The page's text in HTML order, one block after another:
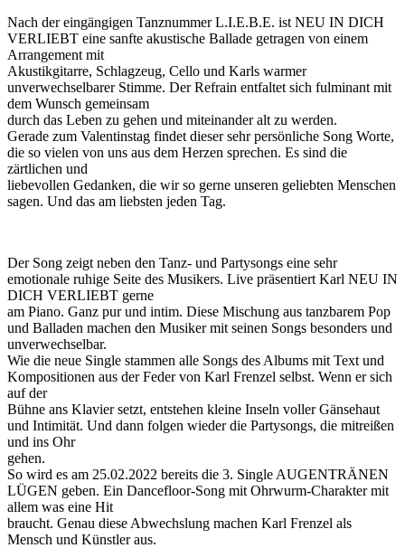
Nach der eingängigen Tanznummer L.I.E.B.E. ist NEU IN DICH
VERLIEBT eine sanfte akustische Ballade getragen von einem
Arrangement mit
Akustikgitarre, Schlagzeug, Cello und Karls warmer
unverwechselbarer Stimme. Der Refrain entfaltet sich fulminant mit
dem Wunsch gemeinsam
durch das Leben zu gehen und miteinander alt zu werden.
Gerade zum Valentinstag findet dieser sehr persönliche Song Worte,
die so vielen von uns aus dem Herzen sprechen. Es sind die
zärtlichen und
liebevollen Gedanken, die wir so gerne unseren geliebten Menschen
sagen. Und das am liebsten jeden Tag.
Der Song zeigt neben den Tanz- und Partysongs eine sehr
emotionale ruhige Seite des Musikers. Live präsentiert Karl NEU IN
DICH VERLIEBT gerne
am Piano. Ganz pur und intim. Diese Mischung aus tanzbarem Pop
und Balladen machen den Musiker mit seinen Songs besonders und
unverwechselbar.
Wie die neue Single stammen alle Songs des Albums mit Text und
Kompositionen aus der Feder von Karl Frenzel selbst. Wenn er sich
auf der
Bühne ans Klavier setzt, entstehen kleine Inseln voller Gänsehaut
und Intimität. Und dann folgen wieder die Partysongs, die mitreißen
und ins Ohr
gehen.
So wird es am 25.02.2022 bereits die 3. Single AUGENTRÄNEN
LÜGEN geben. Ein Dancefloor-Song mit Ohrwurm-Charakter mit
allem was eine Hit
braucht. Genau diese Abwechslung machen Karl Frenzel als
Mensch und Künstler aus.